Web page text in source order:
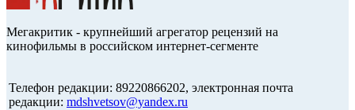
Мегакритик - крупнейший агрегатор рецензий на
кинофильмы в российском интернет-сегменте
Телефон редакции: 89220866202, электронная почта
редакции: mdshvetsov@yandex.ru